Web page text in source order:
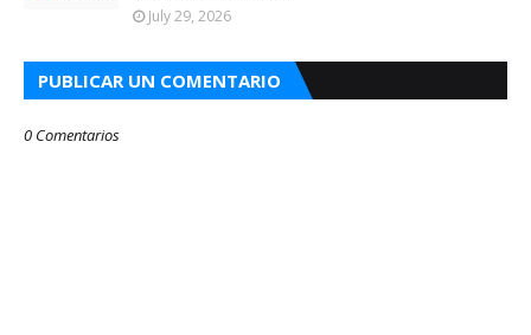
July 29, 2026
PUBLICAR UN COMENTARIO
0 Comentarios